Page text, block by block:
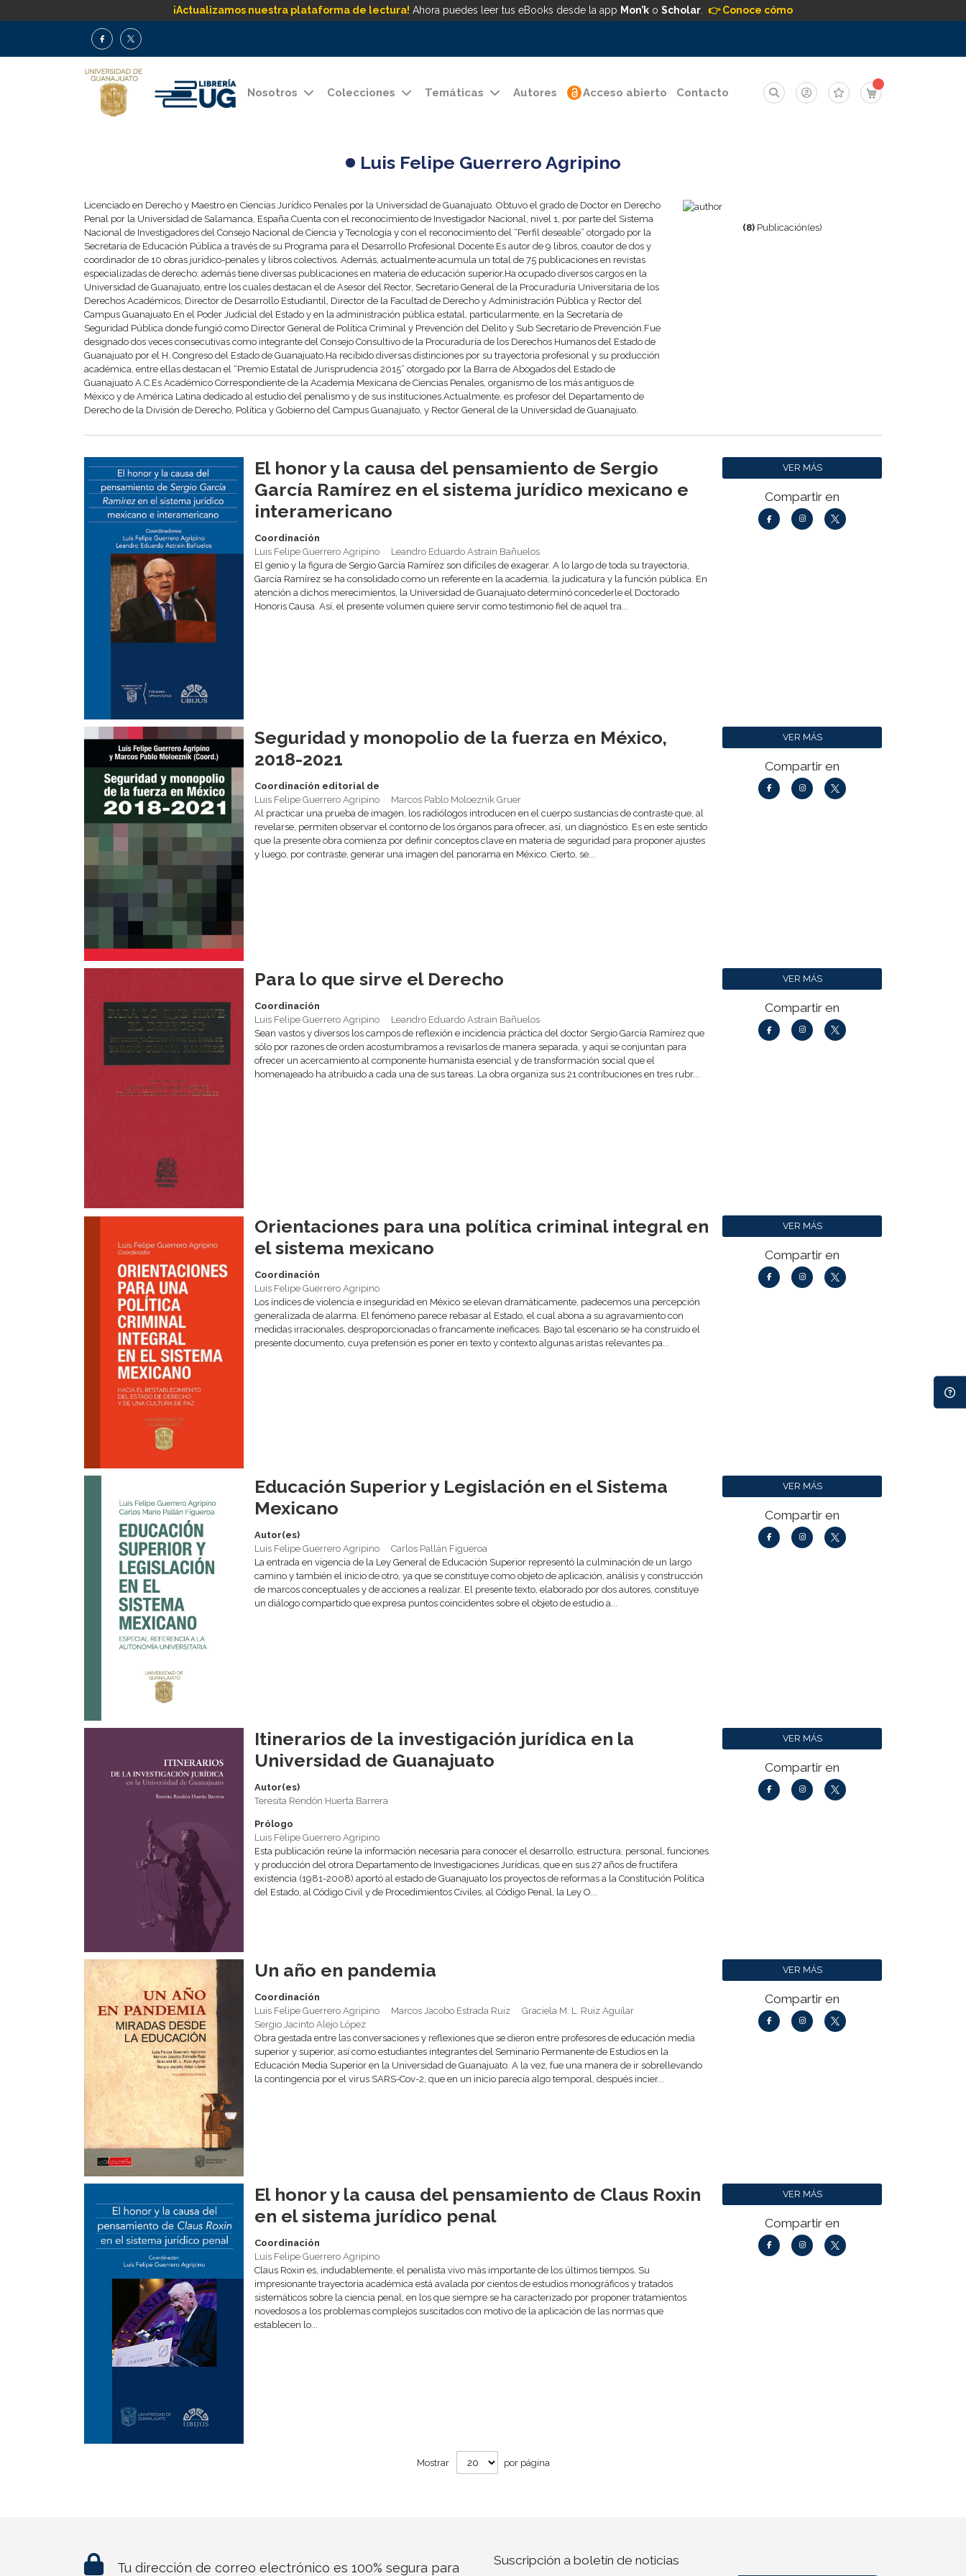
¡Actualizamos nuestra plataforma de lectura! Ahora puedes leer tus eBooks desde la app Mon’k oScholar 👉 Conoce cómo
Nosotros Colecciones Temáticas Autores Acceso abierto Contacto Mi carrito
Luis Felipe Guerrero Agripino
Licenciado en Derecho y Maestro en Ciencias Jurídico Penales por la Universidad de Guanajuato. Obtuvo el grado de Doctor en Derecho
Penal por la Universidad de Salamanca, España.Cuenta con el reconocimiento de Investigador Nacional, nivel 1, por parte del Sistema
Nacional de Investigadores del Consejo Nacional de Ciencia y Tecnología y con el reconocimiento del “Perfil deseable” otorgado por la
Secretaría de Educación Pública a través de su Programa para el Desarrollo Profesional Docente.Es autor de 9 libros, coautor de dos y
coordinador de 10 obras jurídico-penales y libros colectivos. Además, actualmente acumula un total de 75 publicaciones en revistas
especializadas de derecho; además tiene diversas publicaciones en materia de educación superior.Ha ocupado diversos cargos en la
Universidad de Guanajuato, entre los cuales destacan el de Asesor del Rector, Secretario General de la Procuraduría Universitaria de los
Derechos Académicos, Director de Desarrollo Estudiantil, Director de la Facultad de Derecho y Administración Pública y Rector del
Campus Guanajuato.En el Poder Judicial del Estado y en la administración pública estatal, particularmente, en la Secretaría de
Seguridad Pública donde fungió como Director General de Política Criminal y Prevención del Delito y Sub Secretario de Prevención.Fue
designado dos veces consecutivas como integrante del Consejo Consultivo de la Procuraduría de los Derechos Humanos del Estado de
Guanajuato por el H. Congreso del Estado de Guanajuato.Ha recibido diversas distinciones por su trayectoria profesional y su producción
académica, entre ellas destacan el “Premio Estatal de Jurisprudencia 2015” otorgado por la Barra de Abogados del Estado de
Guanajuato A.C.Es Académico Correspondiente de la Academia Mexicana de Ciencias Penales, organismo de los más antiguos de
México y de América Latina dedicado al estudio del penalismo y de sus instituciones.Actualmente, es profesor del Departamento de
Derecho de la División de Derecho, Política y Gobierno del Campus Guanajuato, y Rector General de la Universidad de Guanajuato.
(8)Publicación(es)
El honor y la causa del pensamiento de Sergio
García Ramírez en el sistema jurídico mexicano e
interamericano
Coordinación
Luis Felipe Guerrero Agripino
Leandro Eduardo Astrain Bañuelos
El genio y la figura de Sergio García Ramírez son difíciles de exagerar. A lo largo de toda su trayectoria,
García Ramírez se ha consolidado como un referente en la academia, la judicatura y la función pública. En
atención a dichos merecimientos, la Universidad de Guanajuato determinó concederle el Doctorado
Honoris Causa. Así, el presente volumen quiere servir como testimonio fiel de aquel tra...
VER MÁS
Compartir en
Seguridad y monopolio de la fuerza en México,
2018-2021
Coordinación editorial de
Luis Felipe Guerrero Agripino
Marcos Pablo Moloeznik Gruer
Al practicar una prueba de imagen, los radiólogos introducen en el cuerpo sustancias de contraste que, al
revelarse, permiten observar el contorno de los órganos para ofrecer, así, un diagnóstico. Es en este sentido
que la presente obra comienza por definir conceptos clave en materia de seguridad para proponer ajustes
y luego, por contraste, generar una imagen del panorama en México. Cierto, se...
VER MÁS
Compartir en
Para lo que sirve el Derecho
Coordinación
Luis Felipe Guerrero Agripino
Leandro Eduardo Astrain Bañuelos
Sean vastos y diversos los campos de reflexión e incidencia práctica del doctor Sergio García Ramírez que
sólo por razones de orden acostumbramos a revisarlos de manera separada, y aquí se conjuntan para
ofrecer un acercamiento al componente humanista esencial y de transformación social que el
homenajeado ha atribuido a cada una de sus tareas. La obra organiza sus 21 contribuciones en tres rubr...
VER MÁS
Compartir en
Orientaciones para una política criminal integral en
el sistema mexicano
Coordinación
Luis Felipe Guerrero Agripino
Los índices de violencia e inseguridad en México se elevan dramáticamente, padecemos una percepción
generalizada de alarma. El fenómeno parece rebasar al Estado, el cual abona a su agravamiento con
medidas irracionales, desproporcionadas o francamente ineficaces. Bajo tal escenario se ha construido el
presente documento, cuya pretensión es poner en texto y contexto algunas aristas relevantes pa...
VER MÁS
Compartir en
Educación Superior y Legislación en el Sistema
Mexicano
Autor(es)
Luis Felipe Guerrero Agripino
Carlos Pallán Figueroa
La entrada en vigencia de la Ley General de Educación Superior representó la culminación de un largo
camino y también el inicio de otro, ya que se constituye como objeto de aplicación, análisis y construcción
de marcos conceptuales y de acciones a realizar. El presente texto, elaborado por dos autores, constituye
un diálogo compartido que expresa puntos coincidentes sobre el objeto de estudio a...
VER MÁS
Compartir en
Itinerarios de la investigación jurídica en la
Universidad de Guanajuato
Autor(es)
Teresita Rendón Huerta Barrera
Prólogo
Luis Felipe Guerrero Agripino
Esta publicación reúne la información necesaria para conocer el desarrollo, estructura, personal, funciones
y producción del otrora Departamento de Investigaciones Jurídicas, que en sus 27 años de fructífera
existencia (1981-2008) aportó al estado de Guanajuato los proyectos de reformas a la Constitución Política
del Estado, al Código Civil y de Procedimientos Civiles, al Código Penal, la Ley O...
VER MÁS
Compartir en
Un año en pandemia
Coordinación
Luis Felipe Guerrero Agripino
Marcos Jacobo Estrada Ruiz
Graciela M. L. Ruiz Aguilar
Sergio Jacinto Alejo López
Obra gestada entre las conversaciones y reflexiones que se dieron entre profesores de educación media
superior y superior, así como estudiantes integrantes del Seminario Permanente de Estudios en la
Educación Media Superior en la Universidad de Guanajuato. A la vez, fue una manera de ir sobrellevando
la contingencia por el virus SARS-Cov-2, que en un inicio parecía algo temporal, después incier...
VER MÁS
Compartir en
El honor y la causa del pensamiento de Claus Roxin
en el sistema jurídico penal
Coordinación
Luis Felipe Guerrero Agripino
Claus Roxin es, indudablemente, el penalista vivo más importante de los últimos tiempos. Su
impresionante trayectoria académica está avalada por cientos de estudios monográficos y tratados
sistemáticos sobre la ciencia penal, en los que siempre se ha caracterizado por proponer tratamientos
novedosos a los problemas complejos suscitados con motivo de la aplicación de las normas que
establecen lo...
VER MÁS
Compartir en
Mostrar por página
Tu dirección de correo electrónico es 100% segura para Suscripción a boletín de noticias